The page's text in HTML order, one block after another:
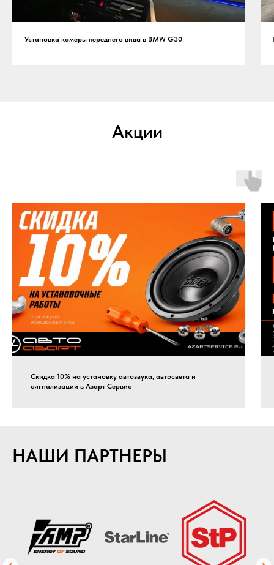
Установка камеры переднего вида в BMW G30
Акции
Скидка 10% на установку автозвука, автосвета и
сигнализации в Азарт Сервис
НАШИ ПАРТНЕРЫ